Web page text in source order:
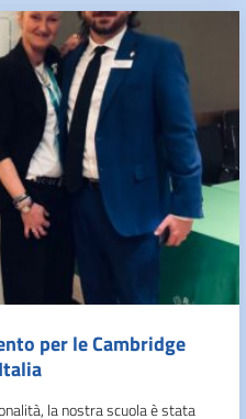
per le Cambridge
la nostra scuola è stata